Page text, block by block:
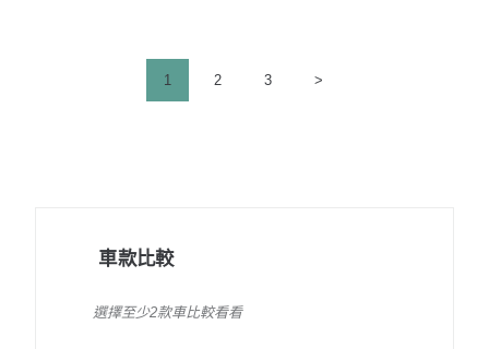
PAGE
1 PAGE
2 PAGE
3 >
車款比較
選擇至少2款車比較看看